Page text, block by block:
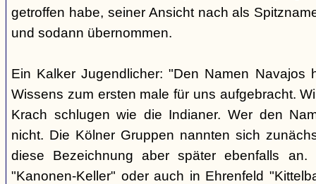
getroffen habe, seiner Ansicht nach als
und sodann übernommen.
Ein Kalker Jugendlicher: "Den Namen Navajos
Wissens zum ersten male für uns aufgebracht.
Krach schlugen wie die Indianer. Wer den
nicht. Die Kölner Gruppen nannten sich
diese Bezeichnung aber später ebenfalls
"Kanonen-Keller" oder auch in Ehrenfeld